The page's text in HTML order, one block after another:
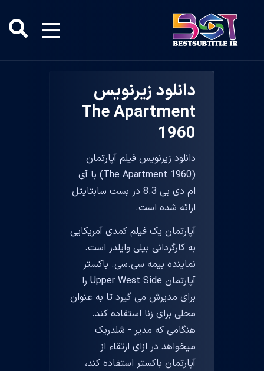
دانلود زیرنویس
The Apartment
1960
دانلود زیرنویس فیلم آپارتمان
(The Apartment 1960) با آی
ام دی بی 8.3 در بست سابتایتل
ارائه شده است.
آپارتمان یک فیلم کمدی آمریکایی
به کارگردانی بیلی وایلدر است.
نماینده بیمه سی.سی. باکستر
آپارتمان Upper West Side را
برای مدیرش می گیرد تا به عنوان
محلی برای زنا استفاده کند.
هنگامی که مدیر - شلدریک
میخواهد در ازای ارتقاء از
آپارتمان باکستر استفاده کند،